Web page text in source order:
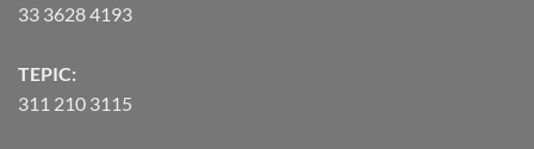
33 3628 4193
TEPIC:
311 210 3115